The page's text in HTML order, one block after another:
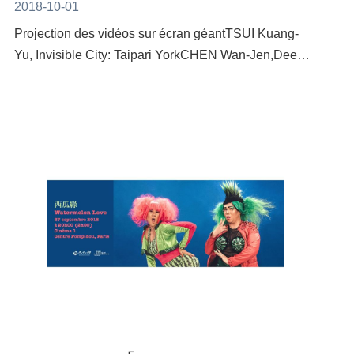
romancier et son rapport à la fiction. À travers une
Yunlin (Taïwan). Diplômé d’histoire, il est
actuellement rédacteur en chef de magazine
littéraireNouvelles(短篇小說).Il est l’auteur de trois
romans, de deux recueils de nouvelles, et de
:https://www.facebook.com/events/255722091753297/
2018-10-01
Projection des vidéos sur écran géantTSUI Kuang-
Yu, Invisible City: Taipari YorkCHEN Wan-Jen,Deep
03’’2008Avec cette œuvre qui s’inscrit dans la
continuité de la série Invisible City commencée en
2006, Kuang-Yu Tsui tourne à nouveau son regard
vers Taïwan en tentant de déceler tout le potentiel de
transformation de la réalité qu’y recèle